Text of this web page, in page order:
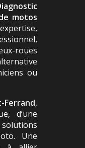
motos
roues
ou
Ferrand,
d’une
Une